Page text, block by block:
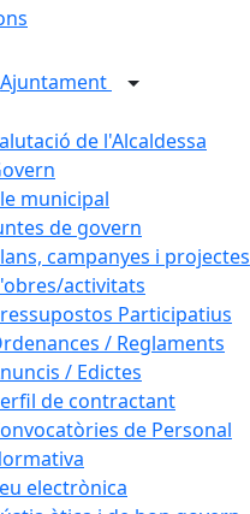
Ajuntament
de l'Alcaldessa
municipal
de govern
campanyes i projectes
activitats
Participatius
/ Reglaments
/ Edictes
de contractant
de Personal
electrònica